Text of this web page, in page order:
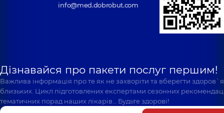
info@med.dobrobut.com
Дізнавайся про пакети послуг першим!
Важлива інформація про те як не захворіти та вберегти
близьких. Цикл підготовлених експертами сезонних
тематичних порад наших лікарів… Будьте здорові!